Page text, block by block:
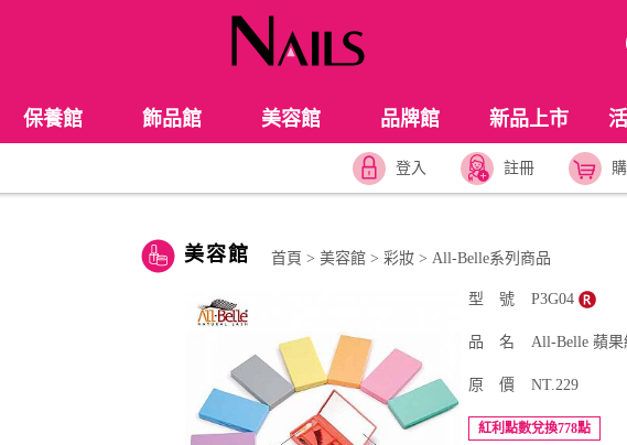
保養館 飾品館 美容館 品牌館 新品上市
登入 註冊
美容館 首頁 >美容館 >彩妝 >All-Belle系列商品
型 號 P3G04
品 名 All-Belle 蘋
原 價 NT.229
紅利點數兌換778點